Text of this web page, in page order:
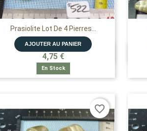
Prasiolite Lot De 4 Pierres...
AJOUTER AU PANIER
4,75 €
En Stock
APERÇU RAPIDE
favorite_border